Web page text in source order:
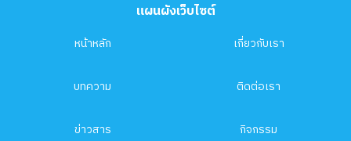
แผนผังเว็บไซต์
หน้าหลัก
บทความ
ข่าวสาร
เกี่ยวกับเรา
ติดต่อเรา
กิจกรรม